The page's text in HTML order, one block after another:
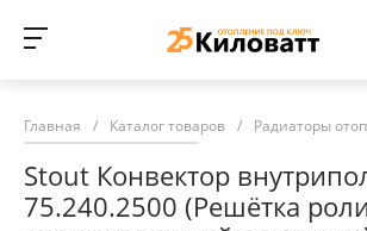
Главная / Каталог товаров / Радиаторы
Stout Конвектор
75.240.2500 (Решётка